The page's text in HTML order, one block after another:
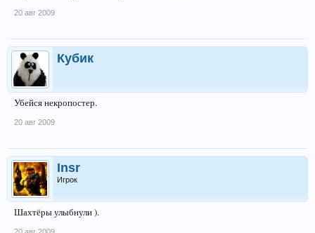
20 авг 2009
Кубик
Убейся некропостер.
20 авг 2009
Insr
Игрок
Шахтёры улыбнули ).